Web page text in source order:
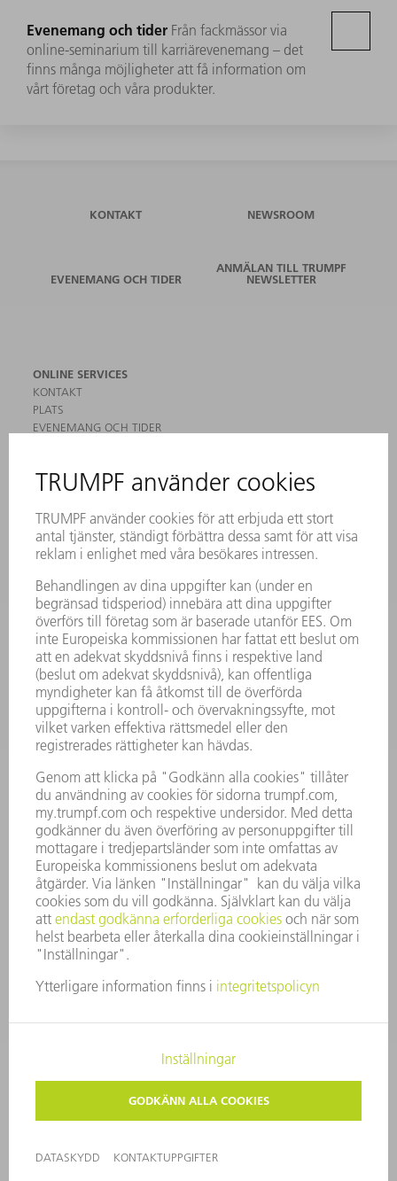
Evenemang och tider Från fackmässor via
online-seminarium till karriärevenemang – det
finns många möjligheter att få information om
vårt företag och våra produkter.
KONTAKT NEWSROOM
EVENEMANG OCH TIDER
ANMÄLAN TILL TRUMPF
NEWSLETTER
ONLINE SERVICES
KONTAKT
PLATS
EVENEMANG OCH TIDER
SÄKERHETSDATABLAD
MASKINER & SYSTEM
LASER
KRAFTELEKTRONIK
SMART FACTORY
MJUKVARA
SERVICES
TILLÄMPNINGAR
BRANSCHER
FÖRETAG
KARRIÄR
LEDIGA TJÄNSTER
FÖRETAGSPROFIL
STYRELSE
FÖRETAGSPRINCIPER
ÖVERENSSTÄMMELSE
RÅDGIVARSYSTEM
SECURITY
PRESSMEDDELANDEN
MAGASIN
HÅLLBARHET
MILJÖ & KLIMAT
SOCIALT & SAMHÄLLE
FÖRETAGSMANAGEMENT
KONTAKTUPPGIFTER DATASKYDD
COPYRIGHT
PRIVATA INSTÄLLNINGAR